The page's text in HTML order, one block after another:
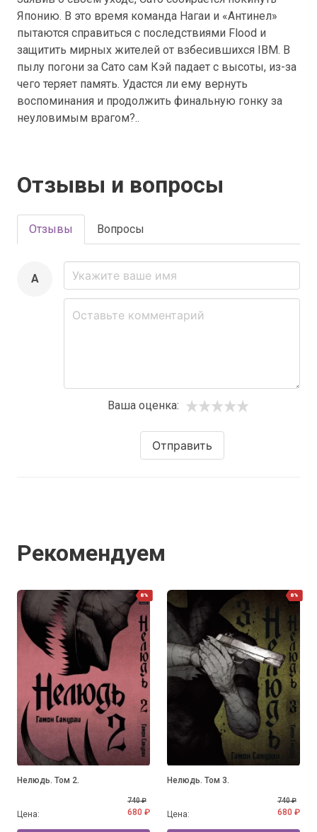
Японию. В это время команда Нагаи и «Антинел»
пытаются справиться с последствиями Flood и
защитить мирных жителей от взбесившихся IBM. В
пылу погони за Сато сам Кэй падает с высоты, из-за
чего теряет память. Удастся ли ему вернуть
воспоминания и продолжить финальную гонку за
неуловимым врагом?..
Отзывы и вопросы
Отзывы Вопросы
A
Ваша оценка:
Отправить
Рекомендуем
8%
Нелюдь. Том 2.
Цена:
740 ₽
680 ₽
8%
Нелюдь. Том 3.
Цена:
740 ₽
680 ₽